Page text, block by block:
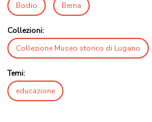
Bodio Berna
Collezioni:
Collezione Museo storico di Lugano
Temi:
educazione